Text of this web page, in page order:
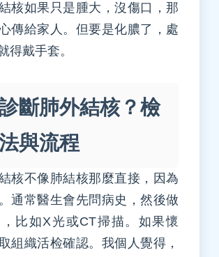
核如果只是腫大，沒傷口，那
傳給家人。但要是化膿了，處
得戴手套。
斷肺外結核？檢
與流程
核不像肺結核那麼直接，因為
通常醫生會先問病史，然後做
比如X光或CT掃描。如果懷
組織活检確認。我個人覺得，